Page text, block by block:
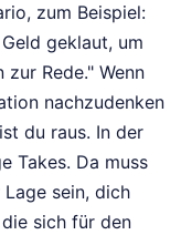
zum Beispiel:
geklaut, um
Rede." Wenn
nachzudenken
du raus. In der
Takes. Da muss
sein, dich
sich für den